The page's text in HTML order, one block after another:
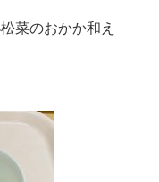
菜のおかか和え